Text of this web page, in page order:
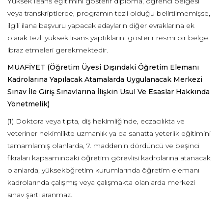
veya transkriptlerde, programın tezli olduğu belirtilmemişse,
ilgili ilana başvuru yapacak adayların diğer evraklarına ek
olarak tezli yüksek lisans yaptıklarını gösterir resmi bir belge
ibraz etmeleri gerekmektedir.
MUAFİYET (Öğretim Üyesi Dışındaki Öğretim Elemanı
Kadrolarına Yapılacak Atamalarda Uygulanacak Merkezi
Sınav İle Giriş Sınavlarına İlişkin Usul Ve Esaslar Hakkında
Yönetmelik)
(1) Doktora veya tıpta, diş hekimliğinde, eczacılıkta ve
veteriner hekimlikte uzmanlık ya da sanatta yeterlik eğitimini
tamamlamış olanlarda, 7. maddenin dördüncü ve beşinci
fıkraları kapsamındaki öğretim görevlisi kadrolarına atanacak
olanlarda, yükseköğretim kurumlarında öğretim elemanı
kadrolarında çalışmış veya çalışmakta olanlarda merkezi
sınav şartı aranmaz.